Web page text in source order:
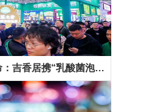
泡菜产业迎健康化革命：吉香居携“乳酸菌泡菜”等新品抢占千亿市场先机